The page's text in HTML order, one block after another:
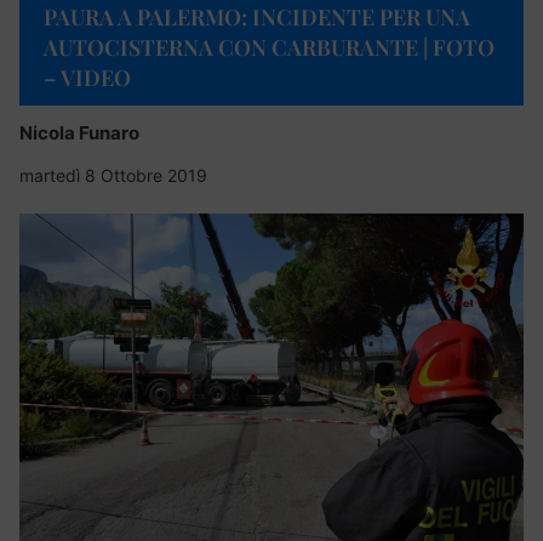
PAURA A PALERMO: INCIDENTE PER UNA
AUTOCISTERNA CON CARBURANTE | FOTO
– VIDEO
Nicola Funaro
martedì 8 Ottobre 2019